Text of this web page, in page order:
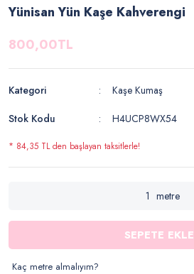
Yünisan Yün Kaşe Kahverengi
800,00TL
Kategori
Kaşe Kumaş
Stok Kodu
H4UCP8WX54
* 84,35 TL den başlayan taksitlerle!
metre
SEPETE EKLE
Kaç metre almalıyım?